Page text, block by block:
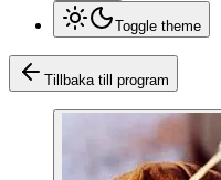
Toggle theme
Tillbaka till program